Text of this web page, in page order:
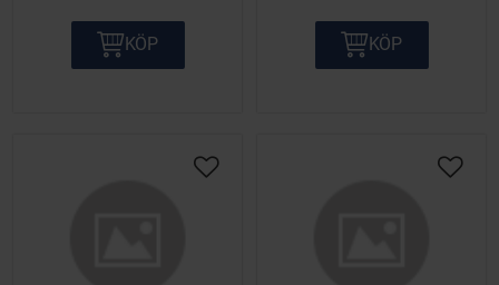
KÖP KÖP
Lägg till i önskelista Lägg